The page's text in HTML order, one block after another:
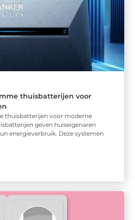
thuisbatterijen voor
thuisbatterijen voor moderne
geven huiseigenaren
energieverbruik. Deze systemen